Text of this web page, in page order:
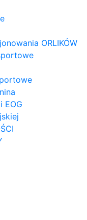
ORLIKÓW
EOG